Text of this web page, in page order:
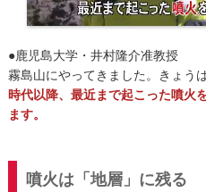
●鹿児島大学・井村隆介准教授
霧島山にやってきました。きょう
時代以降、最近まで起こった噴火
ます。
噴火は「地層」に残る